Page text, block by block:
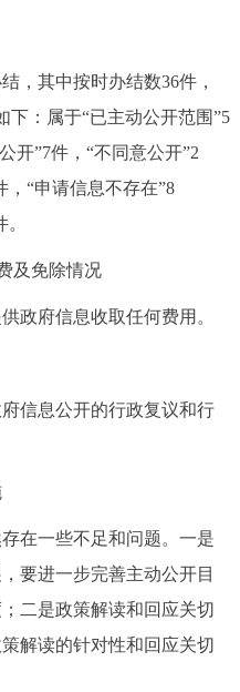
其中按时办结数36件，
下：属于“已主动公开范围”5
开”7件，“不同意公开”2
，“申请信息不存在”8
及免除情况
府信息收取任何费用。
信息公开的行政复议和行
一些不足和问题。一是
要进一步完善主动公开目
二是政策解读和回应关切
解读的针对性和回应关切